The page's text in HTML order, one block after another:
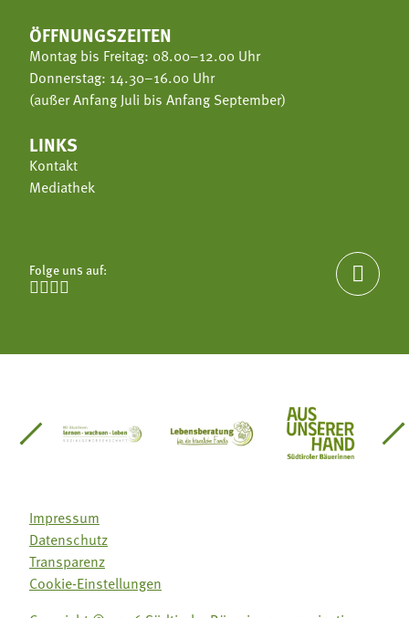
ÖFFNUNGSZEITEN
Montag bis Freitag: 08.00–12.00 Uhr
Donnerstag: 14.30–16.00 Uhr
(außer Anfang Juli bis Anfang September)
LINKS
Kontakt
Mediathek
Folge uns auf:


Südtirol
Gärtnervereinigung
Sozialgenossenschaft Mit Bäuerinnen lernen -
Lebensberatung für dieAus unserer
Impressum
Datenschutz
Transparenz
Cookie-Einstellungen